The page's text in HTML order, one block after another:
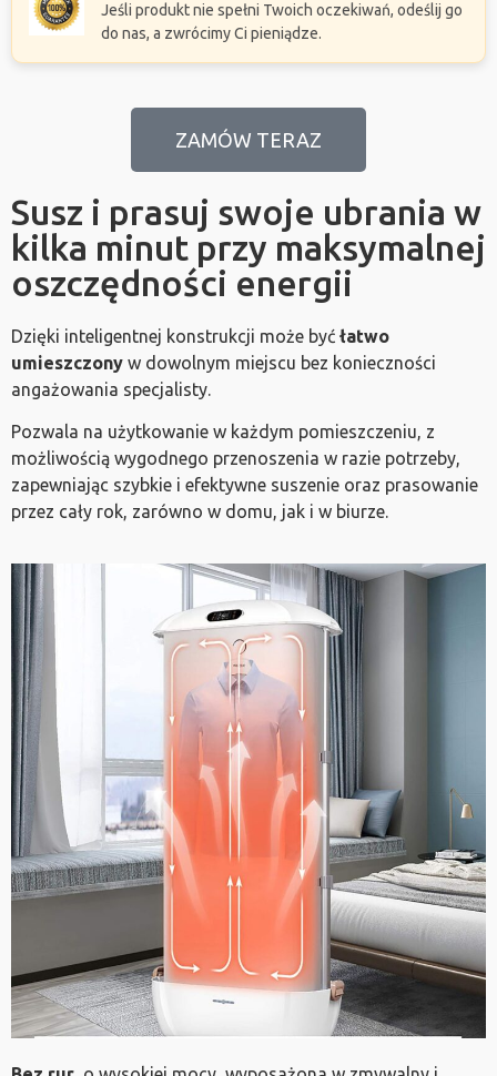
Jeśli produkt nie spełni Twoich oczekiwań, odeślij go
do nas, a zwrócimy Ci pieniądze.
ZAMÓW TERAZ
Susz i prasuj swoje ubrania w
kilka minut przy maksymalnej
oszczędności energii
Dzięki inteligentnej konstrukcji może być łatwo
umieszczony w dowolnym miejscu bez konieczności
angażowania specjalisty.
Pozwala na użytkowanie w każdym pomieszczeniu, z
możliwością wygodnego przenoszenia w razie potrzeby,
zapewniając szybkie i efektywne suszenie oraz prasowanie
przez cały rok, zarówno w domu, jak i w biurze.